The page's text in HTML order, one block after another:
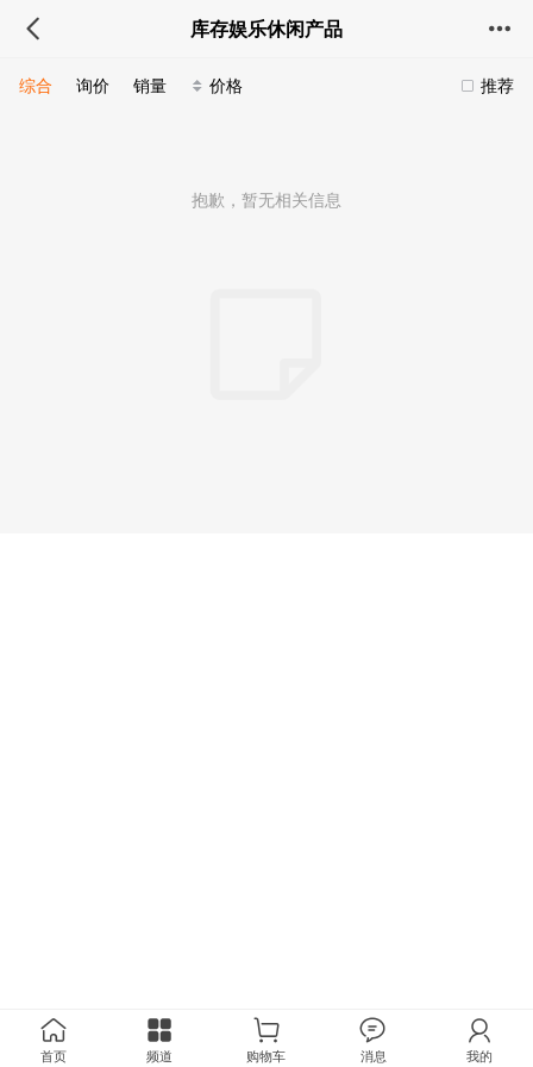
库存娱乐休闲产品
推荐
综合 询价 销量 价格
抱歉，暂无相关信息
首页 频道 购物车 消息 我的